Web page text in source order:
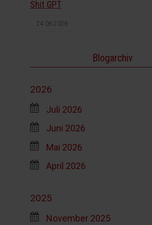
Shit GPT
24.06.2026
Blogarchiv
2026
Juli 2026
Juni 2026
Mai 2026
April 2026
2025
November 2025